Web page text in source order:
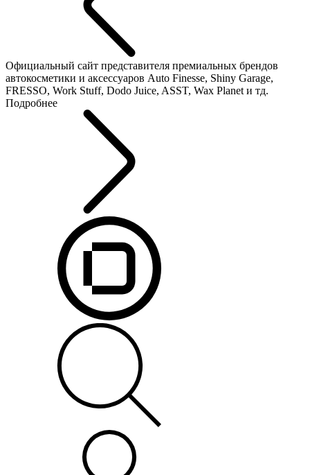
Официальный сайт представителя премиальных брендов
автокосметики и аксессуаров Auto Finesse, Shiny Garage,
FRESSO, Work Stuff, Dodo Juice, ASST, Wax Planet и тд.
Подробнее